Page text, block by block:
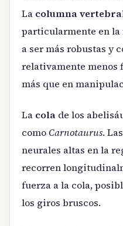
La columna
particularmente en la
a ser más robustas y
relativamente menos
más que en
La cola de los
comoCarnotaurus.
neurales altas en la
recorren
fuerza a la cola,
los giros bruscos.